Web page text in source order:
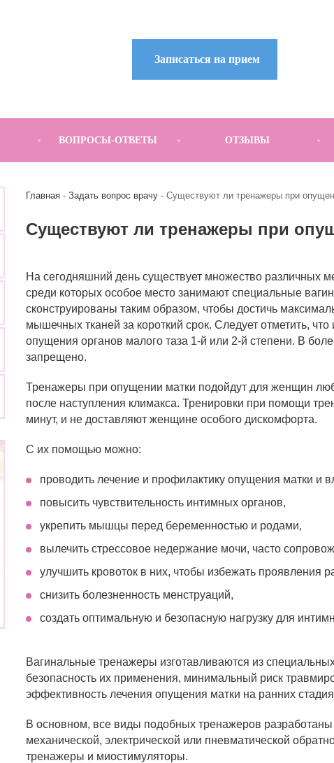
Записаться на прием
ВОПРОСЫ-ОТВЕТЫ ОТЗЫВЫ
Главная Задать вопрос врачу Существуют ли тренажеры при
Существуют ли тренажеры при
На сегодняшний день существует множество различных
среди которых особое место занимают специальные
сконструированы таким образом, чтобы достичь
мышечных тканей за короткий срок. Следует отметить,
опущения органов малого таза 1-й или 2-й степени. В
запрещено.
Тренажеры при опущении матки подойдут для женщин
после наступления климакса. Тренировки при помощи
минут, и не доставляют женщине особого дискомфорта.
С их помощью можно:
проводить лечение и профилактику опущения матки и
повысить чувствительность интимных органов,
укрепить мышцы перед беременностью и родами,
вылечить стрессовое недержание мочи, часто
улучшить кровоток в них, чтобы избежать проявления
снизить болезненность менструаций,
создать оптимальную и безопасную нагрузку для
Вагинальные тренажеры изготавливаются из
безопасность их применения, минимальный риск
эффективность лечения опущения матки на ранних
В основном, все виды подобных тренажеров
механической, электрической или пневматической
тренажеры и миостимуляторы.